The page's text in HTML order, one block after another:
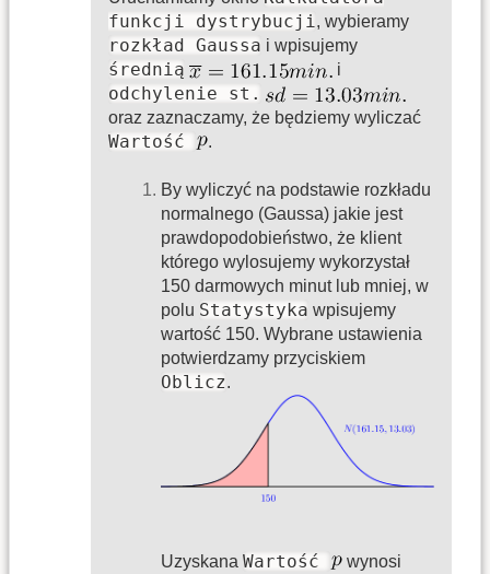
funkcji dystrybucji, wybieramy
rozkład Gaussa i wpisujemy
średnią i
odchylenie st.
oraz zaznaczamy, że będziemy wyliczać
Wartość .
By wyliczyć na podstawie rozkładu
normalnego (Gaussa) jakie jest
prawdopodobieństwo, że klient
którego wylosujemy wykorzystał
150 darmowych minut lub mniej, w
polu Statystyka wpisujemy
wartość 150. Wybrane ustawienia
potwierdzamy przyciskiem
Oblicz.
UzyskanaWartość
wynosi